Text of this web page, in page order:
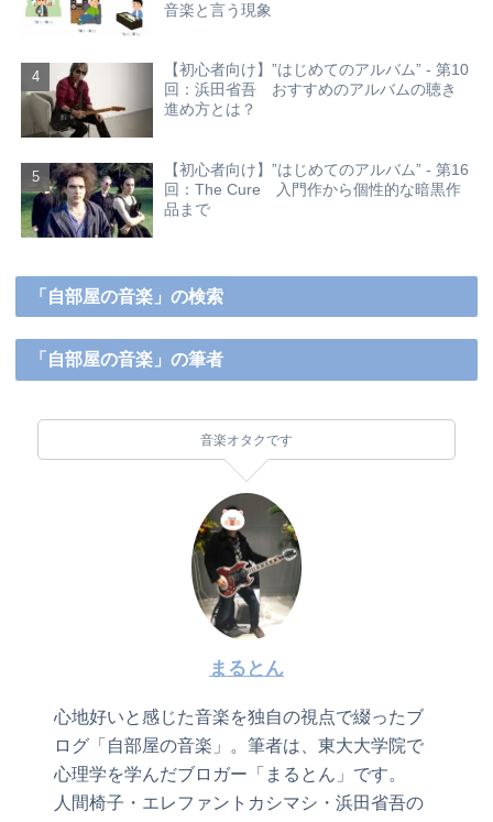
音楽と言う現象
【初心者向け】”はじめてのアルバム” - 第10
回：浜田省吾 おすすめのアルバムの聴き
進め方とは？
【初心者向け】”はじめてのアルバム” - 第16
回：The Cure 入門作から個性的な暗黒作
品まで
「自部屋の音楽」の検索
「自部屋の音楽」の筆者
音楽オタクです
まるとん
心地好いと感じた音楽を独自の視点で綴ったブ
ログ「自部屋の音楽」。筆者は、東大大学院で
心理学を学んだブロガー「まるとん」です。
人間椅子・エレファントカシマシ・浜田省吾の